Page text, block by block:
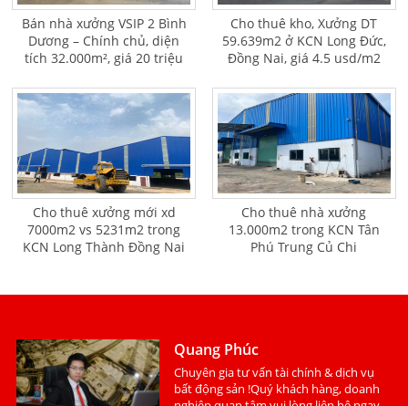
Bán nhà xưởng VSIP 2 Bình
Dương – Chính chủ, diện
tích 32.000m², giá 20 triệu
Cho thuê kho, Xưởng DT
59.639m2 ở KCN Long Đức,
Đồng Nai, giá 4.5 usd/m2
Cho thuê xưởng mới xd
7000m2 vs 5231m2 trong
KCN Long Thành Đồng Nai
Cho thuê nhà xưởng
13.000m2 trong KCN Tân
Phú Trung Củ Chi
Quang Phúc
Chuyên gia tư vấn tài chính & dịch vụ
bất động sản !Quý khách hàng, doanh